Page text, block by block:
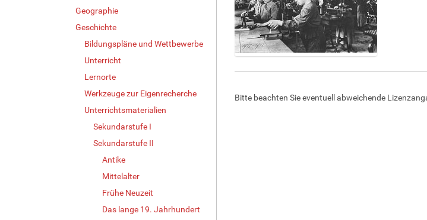
Geographie
Geschichte
Bildungspläne und Wettbewerbe
Unterricht
Lernorte
Werkzeuge zur Eigenrecherche
Unterrichtsmaterialien
Sekundarstufe I
Sekundarstufe II
Antike
Mittelalter
Frühe Neuzeit
Das lange 19. Jahrhundert
e
g
Bitte beachten Sie eventuell abweichende